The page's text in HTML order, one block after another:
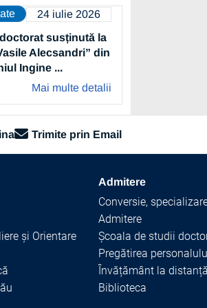
susținută la
Alecsandri” din
Ingine ...
Mai multe detalii
24 iulie 2026
Trimite prin Email
3300-de-studenti-in-anul-i-la-
și Orientare
Admitere
Conversie,
Admitere
Școala de studii
Pregătirea
Învățământ la distanță
Biblioteca